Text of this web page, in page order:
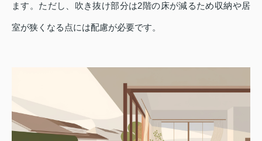
ます。ただし、吹き抜け部分は2階の床が減るため収納や居
室が狭くなる点には配慮が必要です。